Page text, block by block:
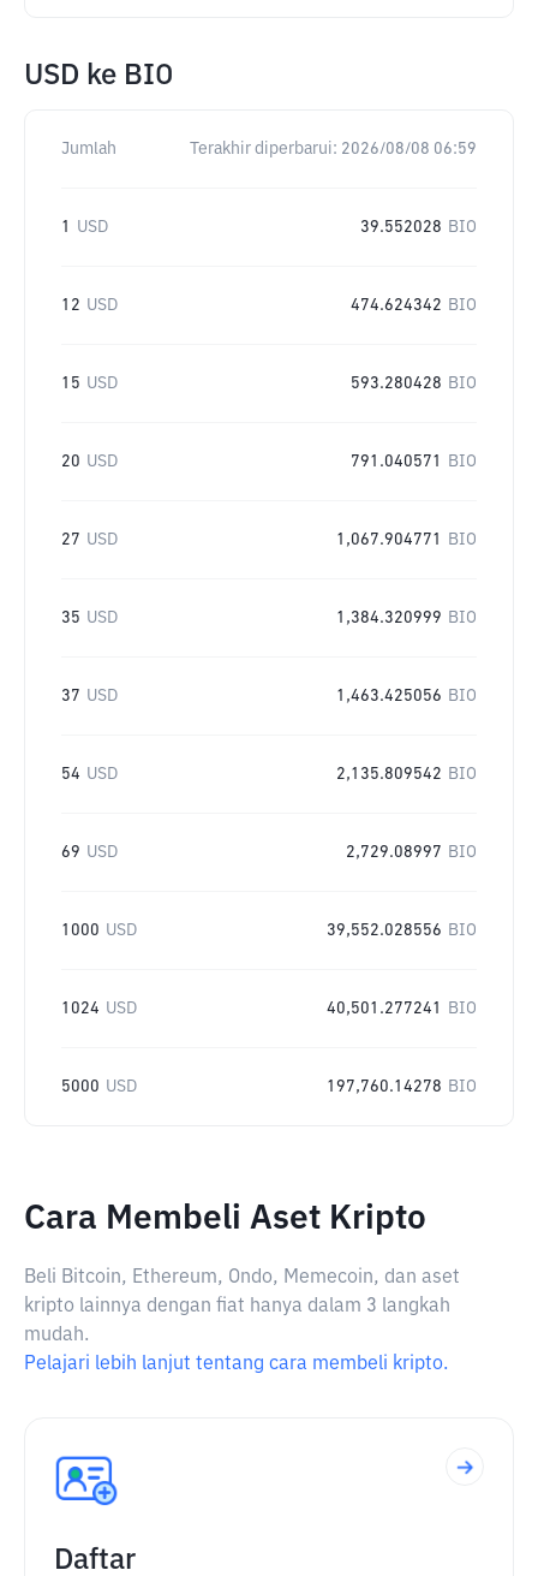
USD ke BIO
Jumlah Terakhir diperbarui: 2026/08/08 06:59
1 USD 39.552028 BIO
12 USD 474.624342 BIO
15 USD 593.280428 BIO
20 USD 791.040571 BIO
27 USD 1,067.904771 BIO
35 USD 1,384.320999 BIO
37 USD 1,463.425056 BIO
54 USD 2,135.809542 BIO
69 USD 2,729.08997 BIO
1000 USD 39,552.028556 BIO
1024 USD 40,501.277241 BIO
5000 USD 197,760.14278 BIO
Cara Membeli Aset Kripto
Beli Bitcoin, Ethereum, Ondo, Memecoin, dan aset
kripto lainnya dengan fiat hanya dalam 3 langkah
mudah.
Pelajari lebih lanjut tentang cara membeli kripto.
Daftar